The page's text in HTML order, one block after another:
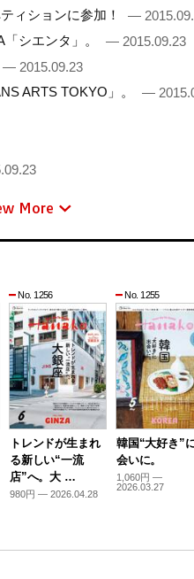
ィションに参加！
—
シエンタ」。
— 2015.09.23
— 2015.09.23
ARTS TOKYO」。
—
More
No. 1256
トレンドが生まれ
る新しい“一流
店”へ。大 …
980円 — 2026.04.28
No. 1255
韓国“大好き”
会いに。
1,060円 —
2026.03.27